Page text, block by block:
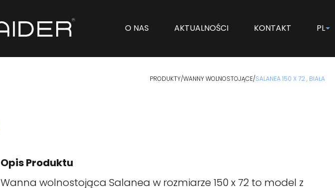
O NAS AKTUALNOŚCI KONTAKT PL
PRODUKTY/WANNY WOLNOSTOJĄCE/SALANEA 150 X 72 , BIAŁA
Opis Produktu
Wanna wolnostojąca Salanea w rozmiarze 150 x 72 to model z